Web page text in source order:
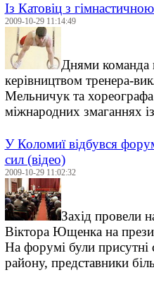
Із Катовіц з
2009-10-29 11:14:49
Днями
керівництвом тренера-
Мельничук та
міжнародних змаганнях
У Коломиї відбувся
сил (відео)
2009-10-29 11:02:32
Захід провели
Віктора Ющенка на
На форумі були присутні
району, представники